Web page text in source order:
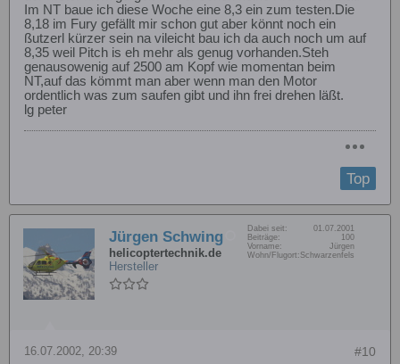
Im NT baue ich diese Woche eine 8,3 ein zum testen.Die
8,18 im Fury gefällt mir schon gut aber könnt noch ein
ßutzerl kürzer sein na vileicht bau ich da auch noch um auf
8,35 weil Pitch is eh mehr als genug vorhanden.Steh
genausowenig auf 2500 am Kopf wie momentan beim
NT,auf das kömmt man aber wenn man den Motor
ordentlich was zum saufen gibt und ihn frei drehen läßt.
lg peter
Top
Jürgen Schwing
helicoptertechnik.de
Hersteller
Dabei seit:
01.07.2001
Beiträge:
100
Vorname:
Jürgen
Wohn/Flugort: Schwarzenfels
#10
16.07.2002, 20:39